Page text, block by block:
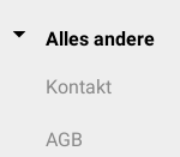
Alles andere
Kontakt
AGB